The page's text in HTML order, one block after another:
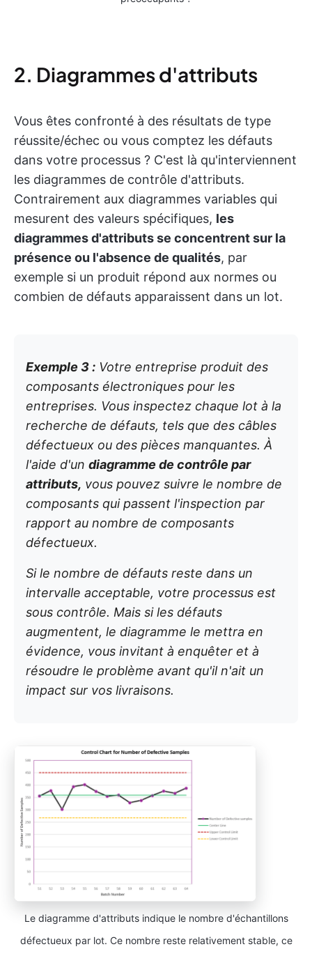
2. Diagrammes d'attributs
Vous êtes confronté à des résultats de type
réussite/échec ou vous comptez les défauts
dans votre processus ? C'est là qu'interviennent
les diagrammes de contrôle d'attributs.
Contrairement aux diagrammes variables qui
mesurent des valeurs spécifiques, les
diagrammes d'attributs se concentrent sur la
présence ou l'absence de qualités, par
exemple si un produit répond aux normes ou
combien de défauts apparaissent dans un lot.
Exemple 3 : Votre entreprise produit des
composants électroniques pour les
entreprises. Vous inspectez chaque lot à la
recherche de défauts, tels que des câbles
défectueux ou des pièces manquantes. À
l'aide d'un diagramme de contrôle par
attributs, vous pouvez suivre le nombre de
composants qui passent l'inspection par
rapport au nombre de composants
défectueux.
Si le nombre de défauts reste dans un
intervalle acceptable, votre processus est
sous contrôle. Mais si les défauts
augmentent, le diagramme le mettra en
évidence, vous invitant à enquêter et à
résoudre le problème avant qu'il n'ait un
impact sur vos livraisons.
Le diagramme d'attributs indique le nombre d'échantillons
défectueux par lot. Ce nombre reste relativement stable, ce